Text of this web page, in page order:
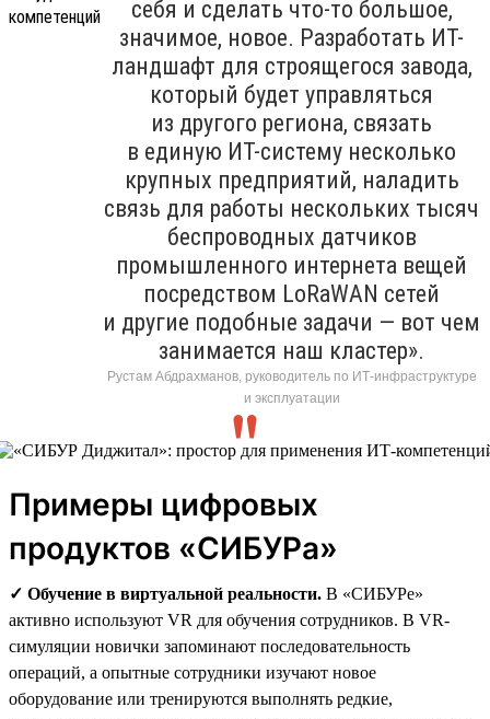
себя и сделать что-то большое,
значимое, новое. Разработать ИТ-
ландшафт для строящегося завода,
который будет управляться
из другого региона, связать
в единую ИТ-систему несколько
крупных предприятий, наладить
связь для работы нескольких тысяч
беспроводных датчиков
промышленного интернета вещей
посредством LoRaWAN сетей
и другие подобные задачи — вот чем
занимается наш кластер».
Рустам Абдрахманов, руководитель по ИТ-инфраструктуре
и эксплуатации
Примеры цифровых
продуктов «СИБУРа»
✓ Обучение в виртуальной реальности. В «СИБУРе»
активно используют VR для обучения сотрудников. В VR-
симуляции новички запоминают последовательность
операций, а опытные сотрудники изучают новое
оборудование или тренируются выполнять редкие,